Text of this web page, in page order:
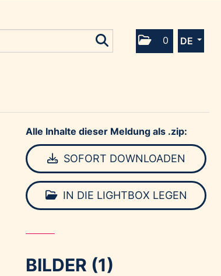
0 DE
Alle Inhalte dieser Meldung als .zip:
SOFORT DOWNLOADEN
IN DIE LIGHTBOX LEGEN
BILDER (1)